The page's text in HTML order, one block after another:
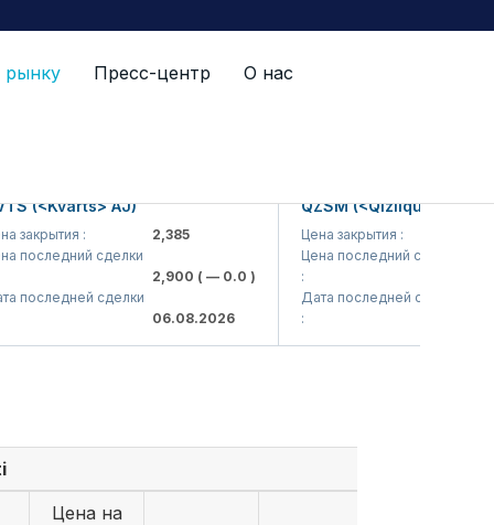
Пресс-центр О нас
(<Kvarts> AJ)
:
2,385
сделки
2,900( — 0.0 )
сделки
06.08.2026
QZSM (<Qizilqumsement>
Цена закрытия :
Цена последний сделки
Дата последней сделки
Цена на